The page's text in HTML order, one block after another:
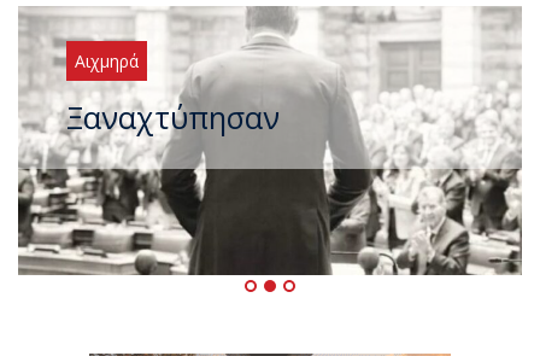
Αιχμηρά
Μεταγραφικός «πυρετός» στο
ΠΑΣΟΚ μετά το καλοκαίρι